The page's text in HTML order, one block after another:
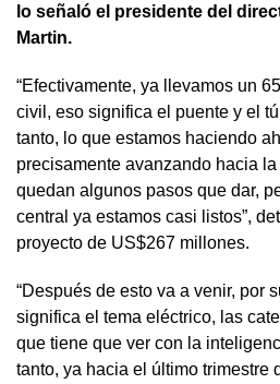
lo señaló el presidente del
Martin.
“Efectivamente, ya llevamos un
civil, eso significa el puente y el
tanto, lo que estamos haciendo
precisamente avanzando hacia
quedan algunos pasos que dar,
central ya estamos casi listos”,
proyecto de US$267 millones.
“Después de esto va a venir, por
significa el tema eléctrico, las
que tiene que ver con la
tanto, ya hacia el último trimestre